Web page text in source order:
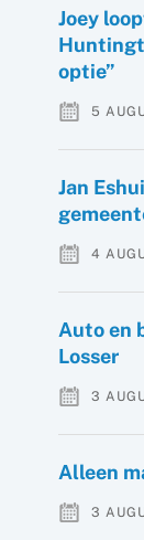
Joey
optie”
5
Jan
4
Auto en
Losser
3
Alleen
3